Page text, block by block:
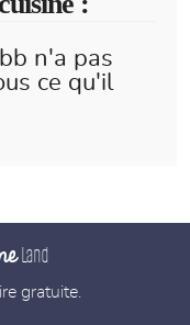
n'a pas
ce qu'il
Land
gratuite.